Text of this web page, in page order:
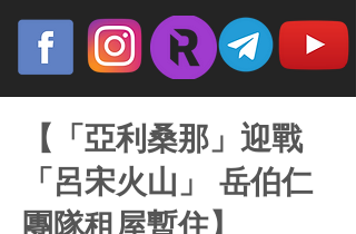
【「亞利桑那」迎戰
「呂宋火山」 岳伯仁
團隊租屋暫住】